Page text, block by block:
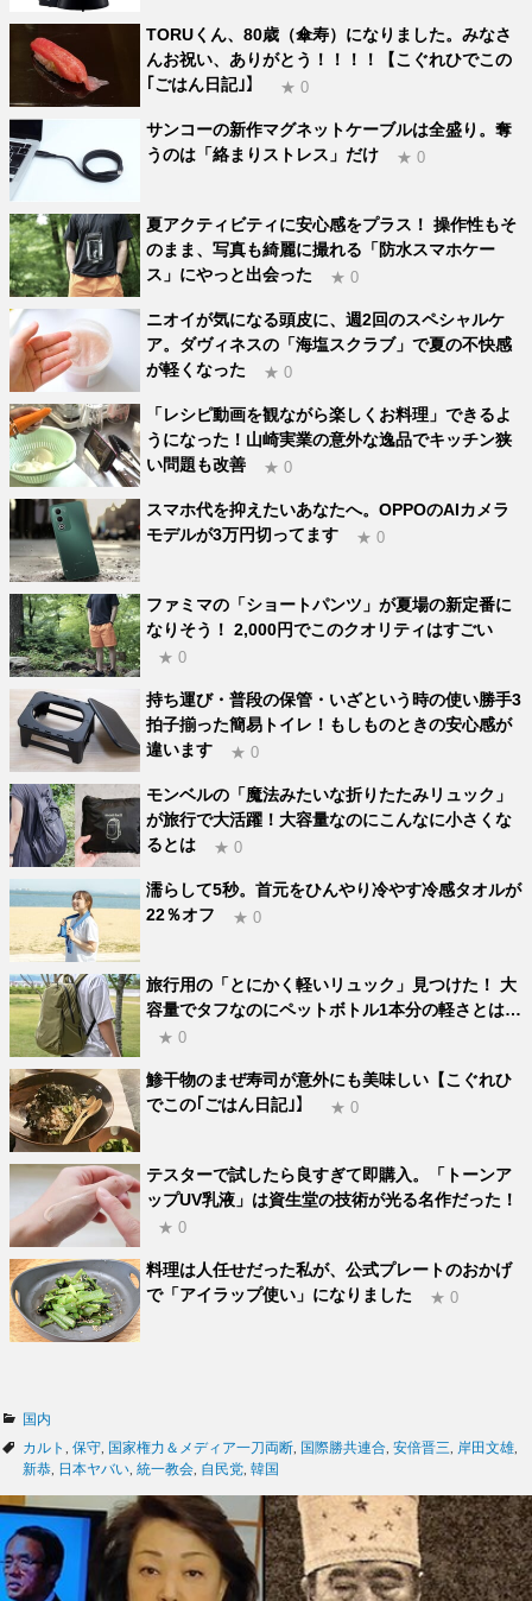
TORUくん、80歳（傘寿）になりました。みなさ
んお祝い、ありがとう！！！！【こぐれひでこの
｢ごはん日記｣】
★ 0
サンコーの新作マグネットケーブルは全盛り。奪
うのは「絡まりストレス」だけ
★ 0
夏アクティビティに安心感をプラス！ 操作性もそ
のまま、写真も綺麗に撮れる「防水スマホケー
ス」にやっと出会った
★ 0
ニオイが気になる頭皮に、週2回のスペシャルケ
ア。ダヴィネスの「海塩スクラブ」で夏の不快感
が軽くなった
★ 0
「レシピ動画を観ながら楽しくお料理」できるよ
うになった！山崎実業の意外な逸品でキッチン狭
い問題も改善
★ 0
スマホ代を抑えたいあなたへ。OPPOのAIカメラ
モデルが3万円切ってます
★ 0
ファミマの「ショートパンツ」が夏場の新定番に
なりそう！ 2,000円でこのクオリティはすごい
★ 0
持ち運び・普段の保管・いざという時の使い勝手3
拍子揃った簡易トイレ！もしものときの安心感が
違います
★ 0
モンベルの「魔法みたいな折りたたみリュック」
が旅行で大活躍！大容量なのにこんなに小さくな
るとは
★ 0
濡らして5秒。首元をひんやり冷やす冷感タオルが
22％オフ
★ 0
旅行用の「とにかく軽いリュック」見つけた！ 大
容量でタフなのにペットボトル1本分の軽さとは…
★ 0
鯵干物のまぜ寿司が意外にも美味しい【こぐれひ
でこの｢ごはん日記｣】
★ 0
テスターで試したら良すぎて即購入。「トーンア
ップUV乳液」は資生堂の技術が光る名作だった！
★ 0
料理は人任せだった私が、公式プレートのおかげ
で「アイラップ使い」になりました
★ 0
カ
テ
ゴ
ー
国内
タ
グ
カルト 保守 国家権力＆メディア一刀両断 国際勝共連合 安倍晋三 岸田文雄
新恭
日本ヤバい 統一教会 自民党 韓国